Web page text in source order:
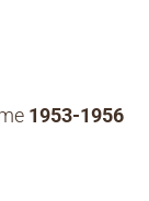
1953-1956